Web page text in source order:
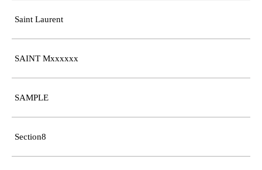
Saint Laurent
SAINT Mxxxxxx
SAMPLE
Section8